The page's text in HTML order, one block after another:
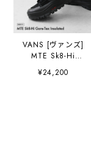
VANS [ヴァンズ]
MTE Sk8-Hi
Gore-Tex
Insulated
¥24,200